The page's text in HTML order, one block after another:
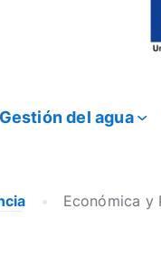
Gestión del agua
Económica y